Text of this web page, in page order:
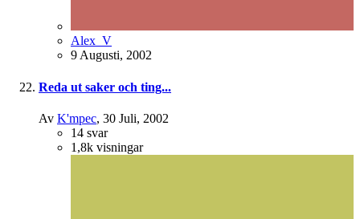
Alex_V
9 Augusti, 2002
Reda ut saker och ting...
Av K'mpec, 30 Juli, 2002
14 svar
1,8k visningar